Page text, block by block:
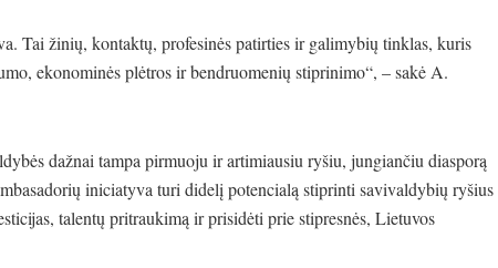
Tai žinių, kontaktų, profesinės patirties ir galimybių tinklas, kuris
ekonominės plėtros ir bendruomenių stiprinimo“, – sakė A.
dažnai tampa pirmuoju ir artimiausiu ryšiu, jungiančiu diasporą
iniciatyva turi didelį potencialą stiprinti savivaldybių ryšius
talentų pritraukimą ir prisidėti prie stipresnės, Lietuvos